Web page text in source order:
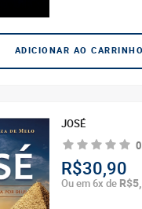
ADICIONAR AO CARRINHO
JOSÉ
R$30,90
Ou em 6x de